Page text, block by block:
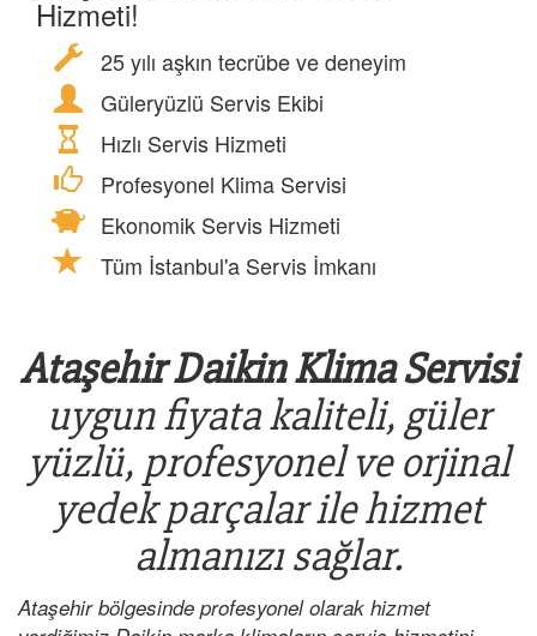
Hizmeti!
25 yılı aşkın tecrübe ve deneyim
Güleryüzlü Servis Ekibi
Hızlı Servis Hizmeti
Profesyonel Klima Servisi
Ekonomik Servis Hizmeti
Tüm İstanbul'a Servis İmkanı
Ataşehir Daikin Klima Servisi
uygun fiyata kaliteli, güler
yüzlü, profesyonel ve orjinal
yedek parçalar ile hizmet
almanızı sağlar.
Ataşehir bölgesinde profesyonel olarak hizmet